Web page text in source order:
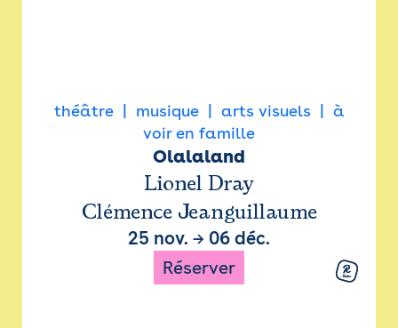
théâtre musique arts visuels
à
voir en famille
Olalaland
Lionel Dray
Clémence Jeanguillaume
25 nov. → 06 déc.
Réserver